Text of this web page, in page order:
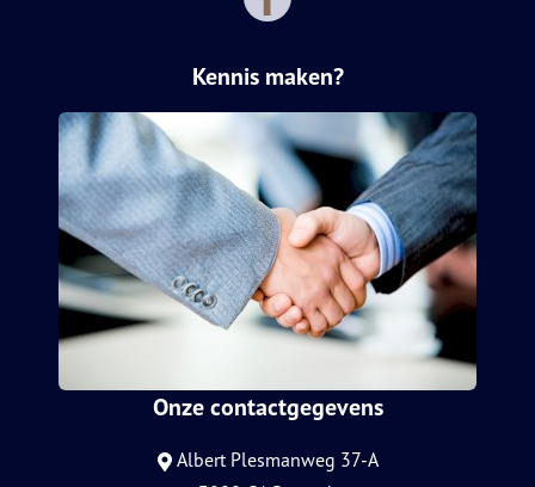
Kennis maken?
Onze contactgegevens
Albert Plesmanweg 37-A